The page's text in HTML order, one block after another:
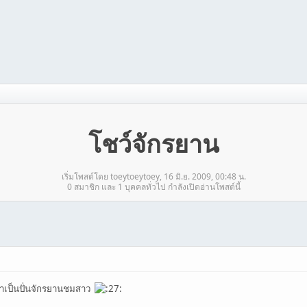
โชว์จักรยาน
เริ่มโพสต์โดย toeytoeytoey, 16 มิ.ย. 2009, 00:48 น.
0 สมาชิก และ 1 บุคคลทั่วไป กำลังเปิดอ่านโพสต์นี้
เป็นปั่นจักรยานชมสาว